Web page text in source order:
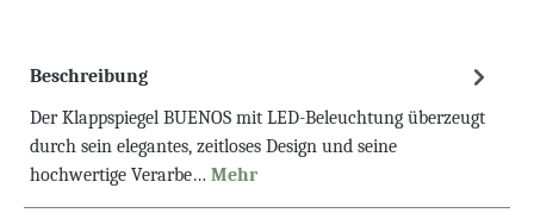
Beschreibung
Der Klappspiegel BUENOS mit LED-Beleuchtung überzeugt
durch sein elegantes, zeitloses Design und seine
hochwertige Verarbe… Mehr